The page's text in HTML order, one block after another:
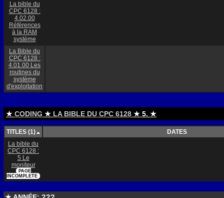
La bible du
CPC 6128 :
4.02.00
Références
à la RAM
système
La Bible du
CPC 6128 :
4.01.00 Les
routines du
système
d'exploitation
★ CODING ★ LA BIBLE DU CPC 6128 ★ 5. ★
TITLES (1)
DATES
La bible du
CPC 6128 :
5 Le
moniteur
PAGE
INCOMPLETE